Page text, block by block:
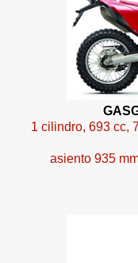
1 cilindro, 693 cc,
asiento 935